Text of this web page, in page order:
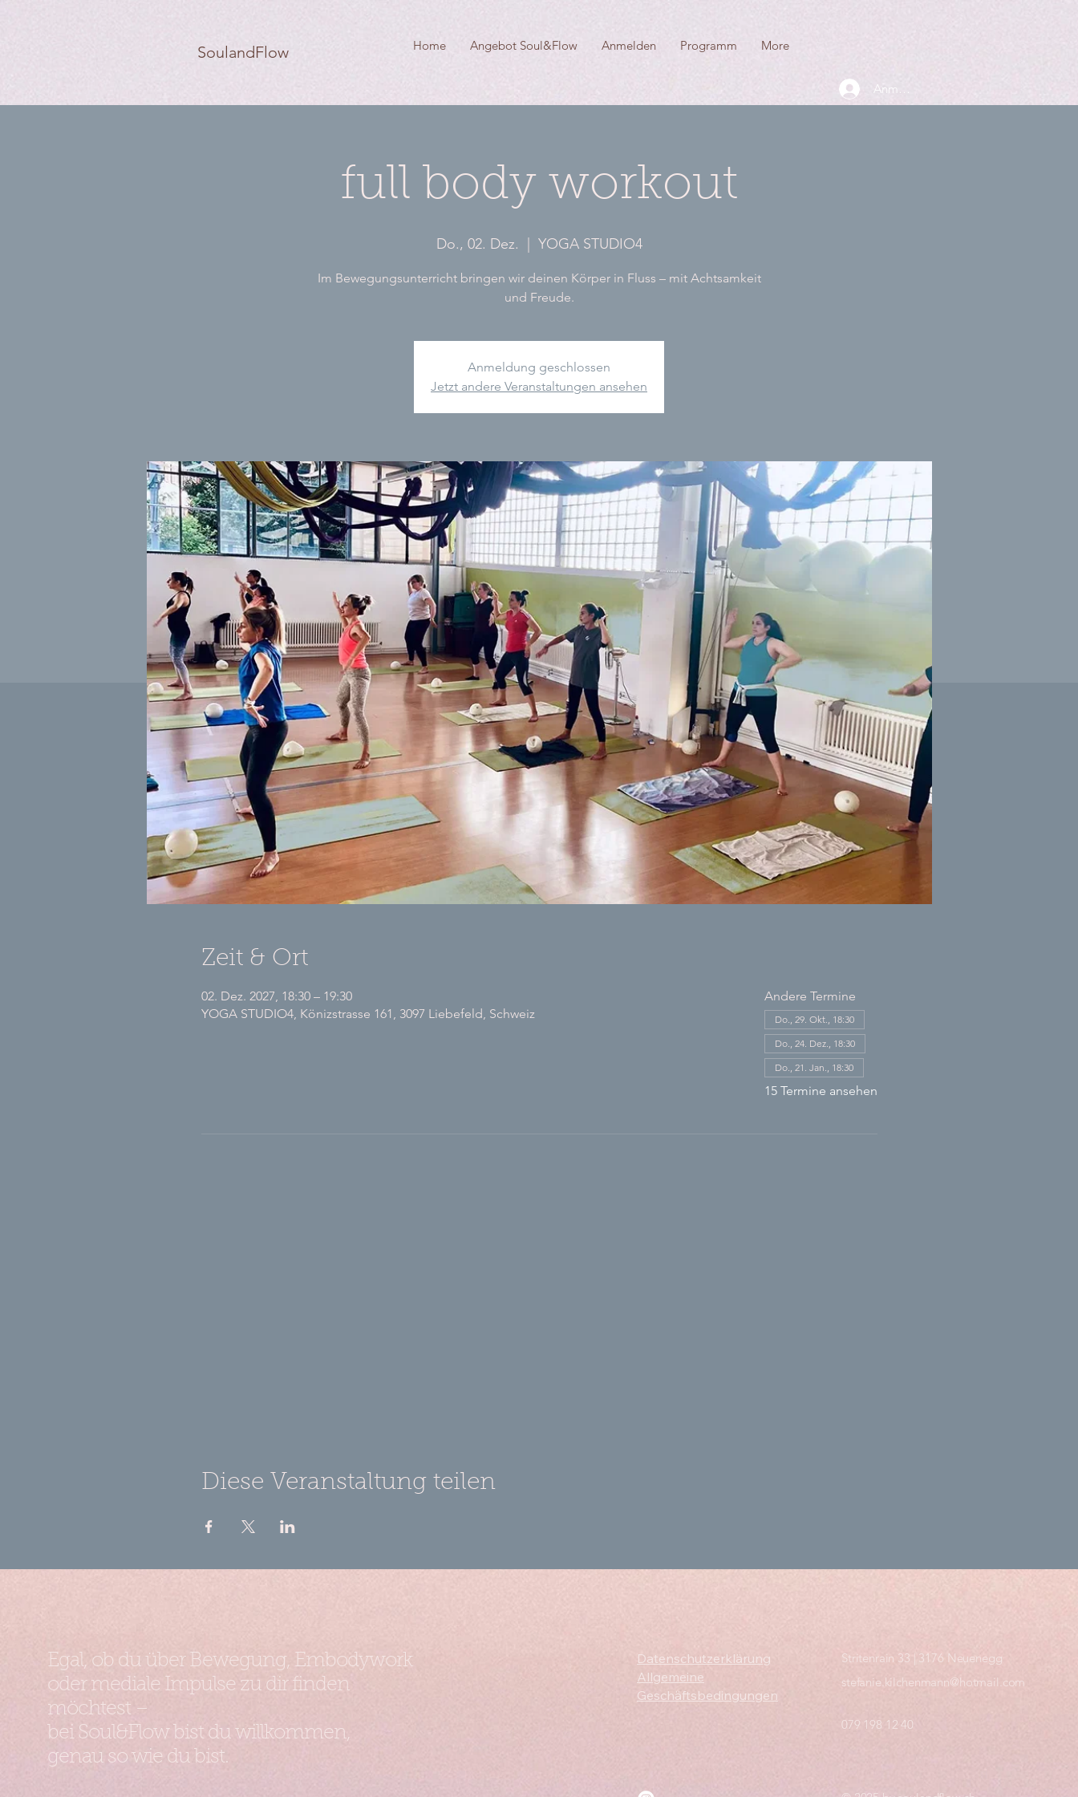
SoulandFlow Home Angebot Soul&Flow Anmelden Programm More
Anmelden
full body workout
Do., 02. Dez. YOGA STUDIO4
Im Bewegungsunterricht bringen wir deinen Körper in Fluss – mit Achtsamkeit
und Freude.
Anmeldung geschlossen
Jetzt andere Veranstaltungen ansehen
Zeit & Ort
02. Dez. 2027, 18:30 – 19:30
YOGA STUDIO4, Könizstrasse 161, 3097 Liebefeld, Schweiz
Andere Termine
Do., 29. Okt., 18:30
Do., 24. Dez., 18:30
Do., 21. Jan., 18:30
15 Termine ansehen
Diese Veranstaltung teilen
Egal, ob du über Bewegung, Embodywork
oder mediale Impulse zu dir finden
möchtest –
bei Soul&Flow bist du willkommen,
genau so wie du bist.
Datenschutzerklärung
Allgemeine
Geschäftsbedingungen
Stritenrain 33 | 3176 Neuenegg
stefanie.kilchenmann@hotmail.com
079 198 12 40